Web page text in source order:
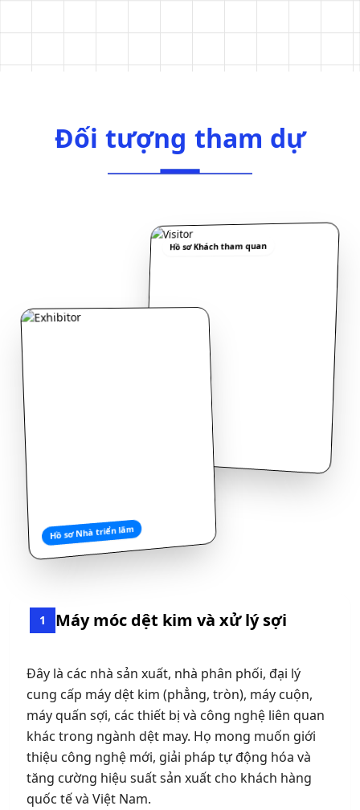
Đối tượng tham dự
Đối tượng tham dự
Hồ sơ Khách tham quan
Hồ sơ Nhà triển lãm
1 Máy móc dệt kim và xử lý sợi
Đây là các nhà sản xuất, nhà phân phối, đại lý
cung cấp máy dệt kim (phẳng, tròn), máy cuộn,
máy quấn sợi, các thiết bị và công nghệ liên quan
khác trong ngành dệt may. Họ mong muốn giới
thiệu công nghệ mới, giải pháp tự động hóa và
tăng cường hiệu suất sản xuất cho khách hàng
quốc tế và Việt Nam.